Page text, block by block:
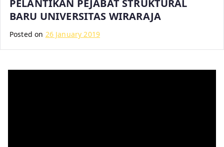
PELANTIKAN PEJABAT STRUKTURAL
BARU UNIVERSITAS WIRARAJA
Posted on 26 January 2019